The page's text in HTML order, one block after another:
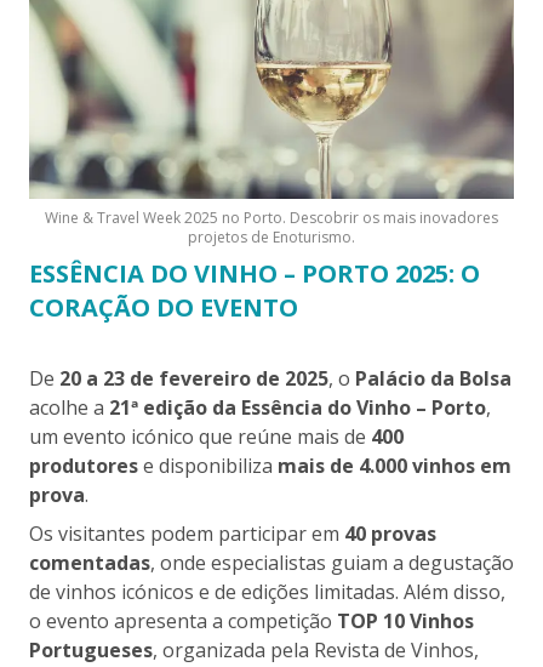
Wine & Travel Week 2025 no Porto. Descobrir os mais inovadores
projetos de Enoturismo.
ESSÊNCIA DO VINHO – PORTO 2025: O
CORAÇÃO DO EVENTO
De 20 a 23 de fevereiro de 2025, o Palácio da Bolsa
acolhe a 21ª edição da Essência do Vinho – Porto,
um evento icónico que reúne mais de 400
produtorese disponibiliza mais de 4.000 vinhos em
prova.
Os visitantes podem participar em 40 provas
comentadas, onde especialistas guiam a degustação
de vinhos icónicos e de edições limitadas. Além disso,
o evento apresenta a competição TOP 10 Vinhos
Portugueses, organizada pela Revista de Vinhos,